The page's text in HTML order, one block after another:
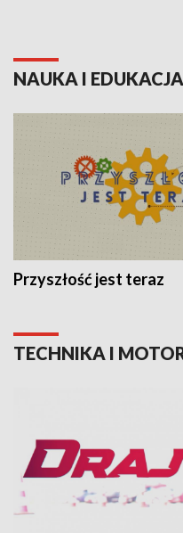
NAUKA I EDUKACJA
Przyszłość jest teraz
TECHNIKA I